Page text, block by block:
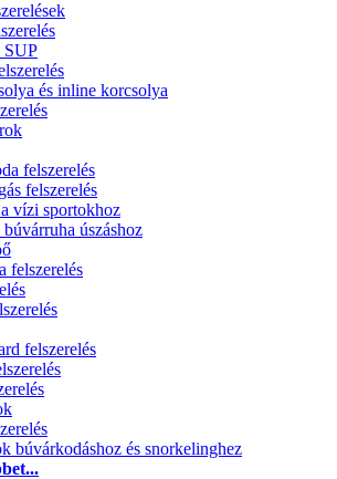
SUP
és inline korcsolya
felszerelés
felszerelés
vízi sportokhoz
úszáshoz
felszerelés
felszerelés
búvárkodáshoz és snorkelinghez